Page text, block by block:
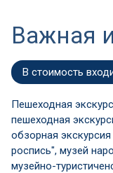
Важная
В стоимость
Пешеходная
пешеходная
обзорная
роспись", музей
музейно-